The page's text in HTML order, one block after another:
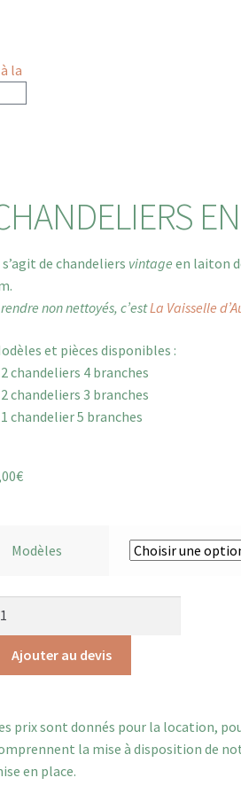
de chandeliers vintage en laiton
non nettoyés, c’estLa Vaisselle
et pièces disponibles :
chandeliers 4 branches
chandeliers 3 branches
chandelier 5 branches
€
Modèles
Ajouter au devis
prix sont donnés pour la location,
la mise à disposition de
en place.